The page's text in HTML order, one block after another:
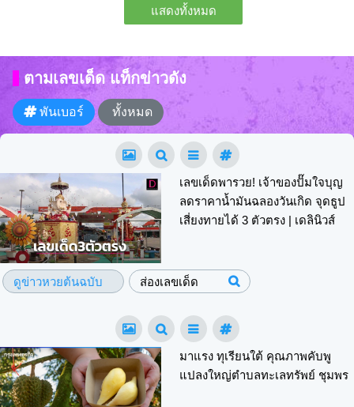
แสดงทั้งหมด
ตามเลขเด็ด แท็กข่าวดัง
พันเบอร์ ทั้งหมด
เลขเด็ดพารวย! เจ้าของปั๊มใจบุญ
ลดราคาน้ำมันฉลองวันเกิด จุดธูป
เสี่ยงทายได้ 3 ตัวตรง | เดลินิวส์
ดูข่าวหวยต้นฉบับ ส่องเลขเด็ด
มาแรง ทุเรียนใต้ คุณภาพคับพู
แปลงใหญ่ตำบลทะเลทรัพย์ ชุมพร